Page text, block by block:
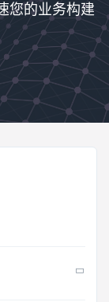
您的业务构建